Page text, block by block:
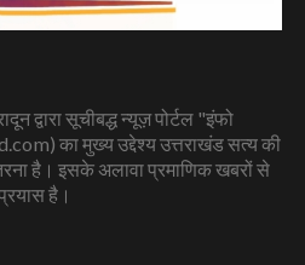
द्वारा सूचीबद्ध न्यूज़ पोर्टल "इंफो
का मुख्य उद्देश्य उत्तराखंड सत्य की
है। इसके अलावा प्रमाणिक खबरों से
है।